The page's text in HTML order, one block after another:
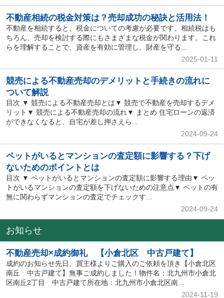
不動産相続の税金対策は？売却成功の秘訣と活用法！
不動産を相続すると、税金についての考慮が必要です。相続税はも
ちろん、売却を検討する際にもさまざまな税金が関わります。これ
らを理解することで、資産を有効に管理し、財産を守る...
2025-01-11
競売による不動産売却のデメリットと手続きの流れに
ついて解説
目次 ▼ 競売による不動産売却とは▼ 競売で不動産を売却するデメ
リット▼ 競売による不動産売却の流れ▼ まとめ 住宅ローンの返済
ができなくなると、自宅が差し押さえら...
2024-09-24
ペットがいるとマンションの査定額に影響する？下げ
ないためのポイントとは
目次 ▼ ペットがいるとマンションの査定額に影響する理由▼ ペッ
トがいるマンションの査定額を下げないための注意点▼ ペットの有
無に関わらずマンションの査定でチェックす...
2024-09-24
お知らせ
不動産売却×成約御礼 【小倉北区 中古戸建て】
成約のお知らせ先日、買主様よりご購入のご依頼を頂き【小倉北区
南丘 中古戸建て】無事ご成約しました！物件名：北九州市小倉北
区南丘2丁目 中古戸建て所在地：北九州市小倉北区南...
2024-11-19